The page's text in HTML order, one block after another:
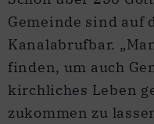
Gemeinde sind auf
Kanalabrufbar.
finden, um auch
kirchliches Leben
zukommen zu